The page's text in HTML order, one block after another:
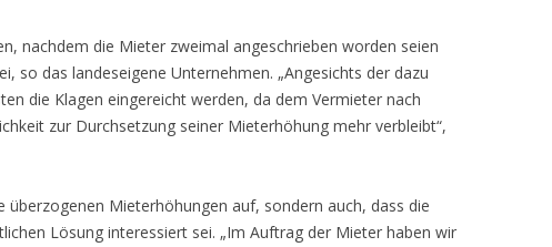
nachdem die Mieter zweimal angeschrieben worden seien
so das landeseigene Unternehmen. „Angesichts der dazu
die Klagen eingereicht werden, da dem Vermieter nach
zur Durchsetzung seiner Mieterhöhung mehr verbleibt“,
überzogenen Mieterhöhungen auf, sondern auch, dass die
Lösung interessiert sei. „Im Auftrag der Mieter haben wir